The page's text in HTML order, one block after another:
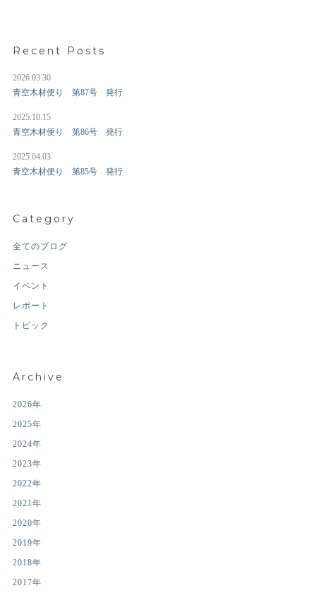
Recent Posts
2026.03.30
青空木材便り 第87号 発行
2025.10.15
青空木材便り 第86号 発行
2025.04.03
青空木材便り 第85号 発行
Category
全てのブログ
ニュース
イベント
レポート
トピック
Archive
2026年
2025年
2024年
2023年
2022年
2021年
2020年
2019年
2018年
2017年